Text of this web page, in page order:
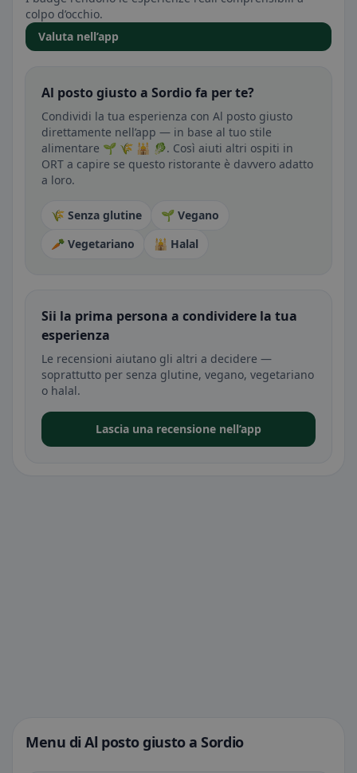
colpo d’occhio.
Valuta nell’app
Al posto giusto a Sordio fa per te?
Condividi la tua esperienza con Al posto giusto
direttamente nell’app — in base al tuo stile
alimentare 🌱 🌾 🕌 🥬. Così aiuti altri ospiti in
ORT a capire se questo ristorante è davvero adatto
a loro.
🌾 Senza glutine
🌱 Vegano
🥕 Vegetariano
🕌 Halal
Sii la prima persona a condividere la tua
esperienza
Le recensioni aiutano gli altri a decidere —
soprattutto per senza glutine, vegano, vegetariano
o halal.
Lascia una recensione nell’app
Menu di Al posto giusto a Sordio